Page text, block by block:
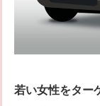
若い女性をター